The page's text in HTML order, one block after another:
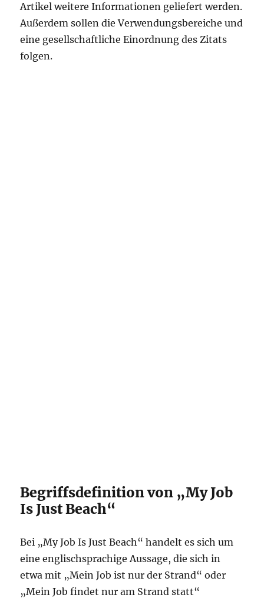
Artikel weitere Informationen geliefert werden.
Außerdem sollen die Verwendungsbereiche und
eine gesellschaftliche Einordnung des Zitats
folgen.
Begriffsdefinition von „My Job
Is Just Beach“
Bei „My Job Is Just Beach“ handelt es sich um
eine englischsprachige Aussage, die sich in
etwa mit „Mein Job ist nur der Strand“ oder
„Mein Job findet nur am Strand statt“